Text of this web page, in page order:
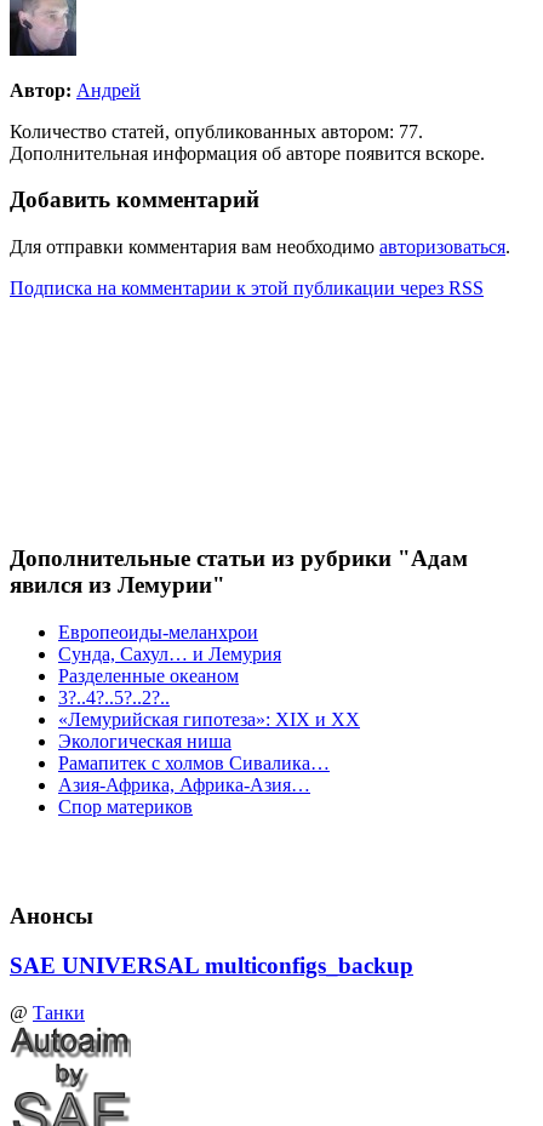
Автор: Андрей
Количество статей, опубликованных автором: 77.
Дополнительная информация об авторе появится вскоре.
Добавить комментарий
Для отправки комментария вам необходимо авторизоваться.
Подписка на комментарии к этой публикации через RSS
Дополнительные статьи из рубрики "Адам
явился из Лемурии"
Европеоиды-меланхрои
Сунда, Сахул… и Лемурия
Разделенные океаном
3?..4?..5?..2?..
«Лемурийская гипотеза»: XIX и XX
Экологическая ниша
Рамапитек с холмов Сивалика…
Азия-Африка, Африка-Азия…
Спор материков
Анонсы
SAE UNIVERSAL multiconfigs_backup
@ Танки